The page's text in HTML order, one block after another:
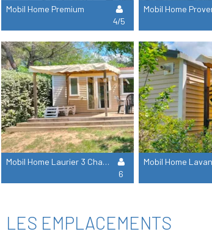
Mobil Home Premium
4/5
Mobil Home Laurier 3 Chambres Grand Confort Climatisé
6
LES EMPLACEMENTS